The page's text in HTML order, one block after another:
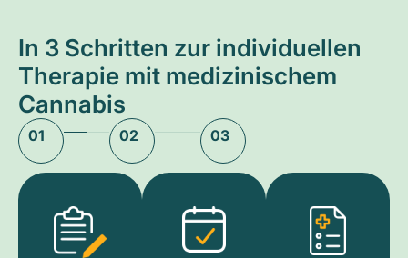
In 3 Schritten zur individuellen
Therapie mit medizinischem
Cannabis
01 02 03